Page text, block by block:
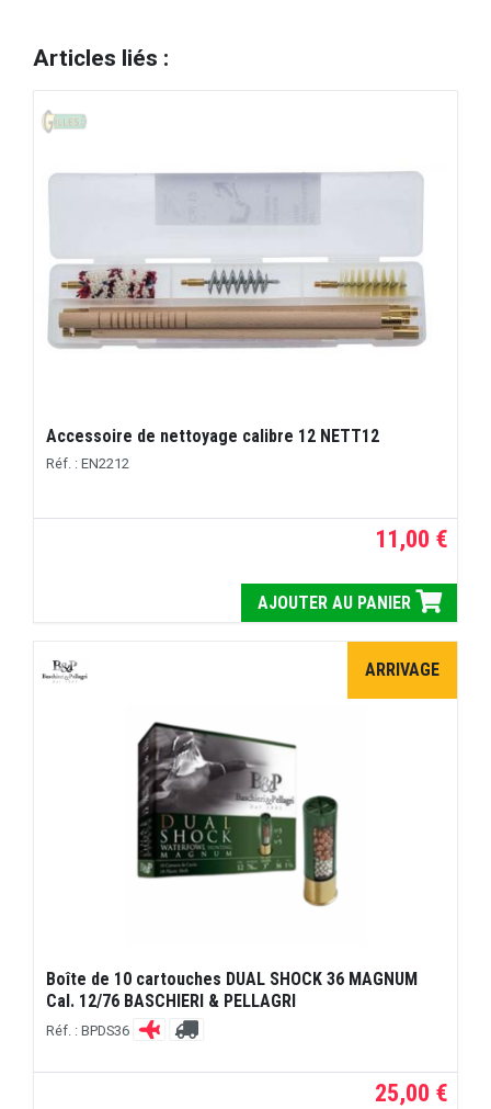
Articles liés :
Accessoire de nettoyage calibre 12 NETT12
Réf. : EN2212
11,00 €
AJOUTER AU PANIER
ARRIVAGE
Boîte de 10 cartouches DUAL SHOCK 36 MAGNUM
Cal. 12/76 BASCHIERI & PELLAGRI
Réf. : BPDS36
25,00 €